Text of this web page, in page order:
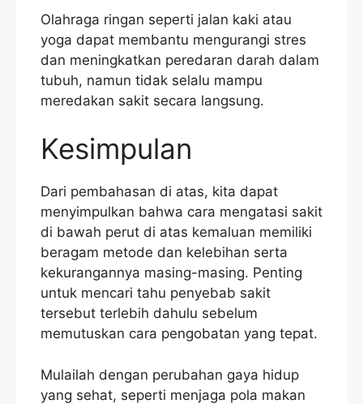
Olahraga ringan seperti jalan kaki atau
yoga dapat membantu mengurangi stres
dan meningkatkan peredaran darah dalam
tubuh, namun tidak selalu mampu
meredakan sakit secara langsung.
Kesimpulan
Dari pembahasan di atas, kita dapat
menyimpulkan bahwa cara mengatasi sakit
di bawah perut di atas kemaluan memiliki
beragam metode dan kelebihan serta
kekurangannya masing-masing. Penting
untuk mencari tahu penyebab sakit
tersebut terlebih dahulu sebelum
memutuskan cara pengobatan yang tepat.
Mulailah dengan perubahan gaya hidup
yang sehat, seperti menjaga pola makan